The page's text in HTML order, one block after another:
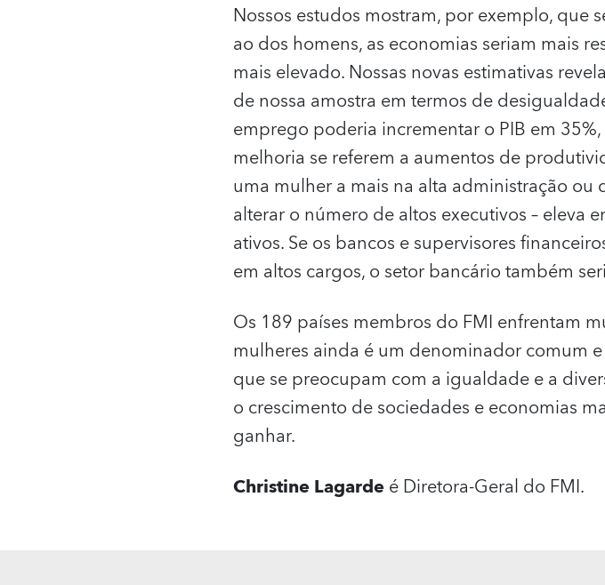
Nossos estudos mostram, por exemplo, que
ao dos homens, as economias seriam mais
mais elevado. Nossas novas estimativas
de nossa amostra em termos de
emprego poderia incrementar o PIB em
melhoria se referem a aumentos de
uma mulher a mais na alta administração ou
alterar o número de altos executivos – eleva
ativos. Se os bancos e supervisores
em altos cargos, o setor bancário também
Os 189 países membros do FMI enfrentam
mulheres ainda é um denominador comum
que se preocupam com a igualdade e a
o crescimento de sociedades e economias
ganhar.
Christine Lagardeé Diretora-Geral do FMI.